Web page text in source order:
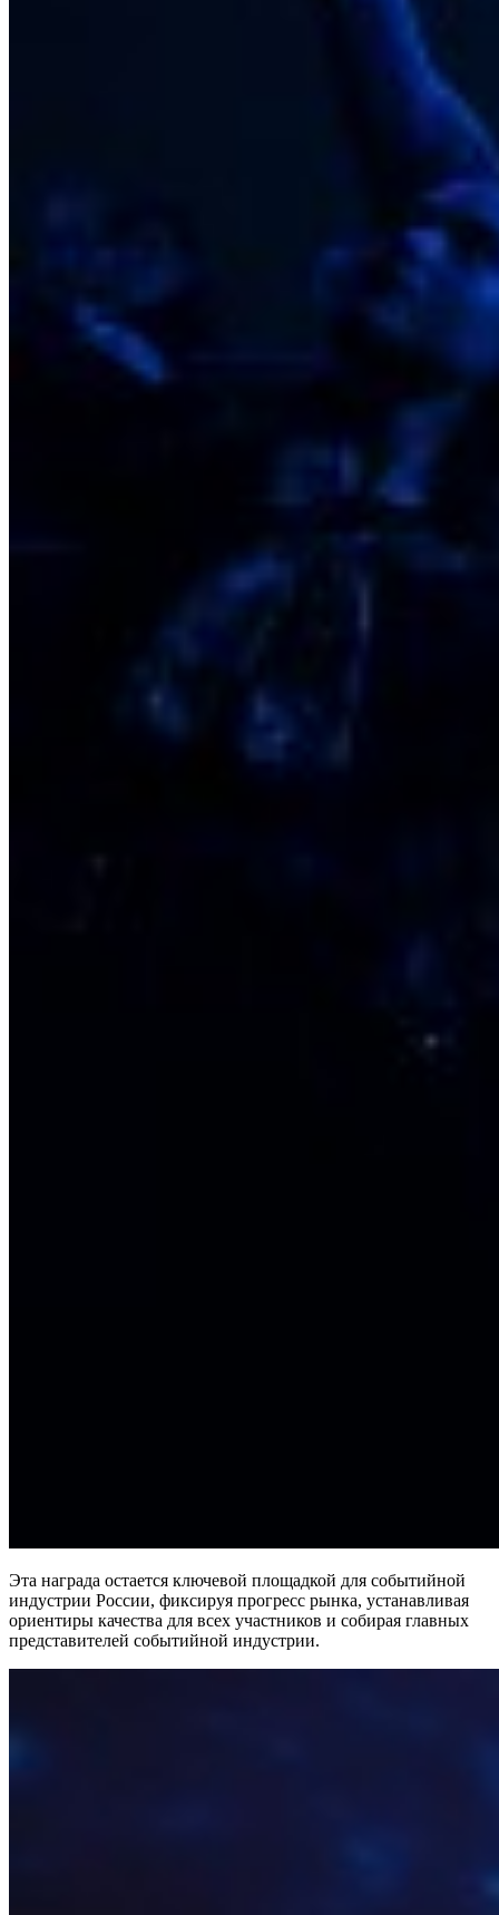
Эта награда остается ключевой площадкой для событийной
индустрии России, фиксируя прогресс рынка, устанавливая
ориентиры качества для всех участников и собирая главных
представителей событийной индустрии.